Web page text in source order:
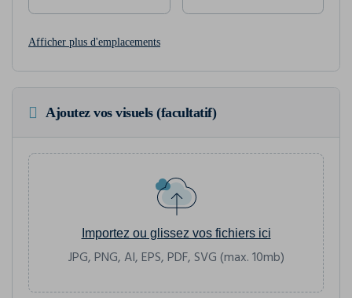
Afficher plus d'emplacements
Ajoutez vos visuels (facultatif)
Importez ou glissez vos fichiers ici
JPG, PNG, AI, EPS, PDF, SVG (max. 10mb)